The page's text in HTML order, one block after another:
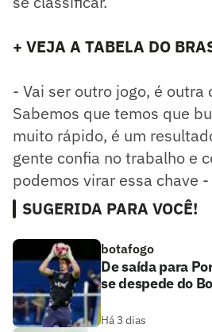
+ VEJA A TABELA DO
- Vai ser outro jogo, é outra
Sabemos que temos que
muito rápido, é um
gente confia no trabalho e
podemos virar essa chave
SUGERIDA PARA VOCÊ!
botafogo
De saída para
se despede do
Há 3 dias